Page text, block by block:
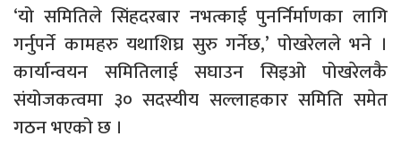
‘यो समितिले सिंहदरबार नभत्काई पुनर्निर्माणका लागि
गर्नुपर्ने कामहरु यथाशिघ्र सुरु गर्नेछ,’ पोखरेलले भने ।
कार्यान्वयन समितिलाई सघाउन सिइओ पोखरेलकै
संयोजकत्वमा ३० सदस्यीय सल्लाहकार समिति समेत
गठन भएको छ ।